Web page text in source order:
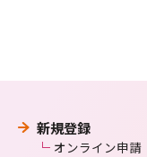
新規登録
オンライン申請